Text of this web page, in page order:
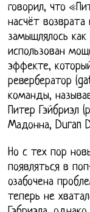
говорил, что
насчёт
замышлялось
использован
эффекте,
ревербератор
команды,
Питер Гэйбриэл
Мадонна, Duran
Но с тех пор
появляться в
озабочена
теперь не